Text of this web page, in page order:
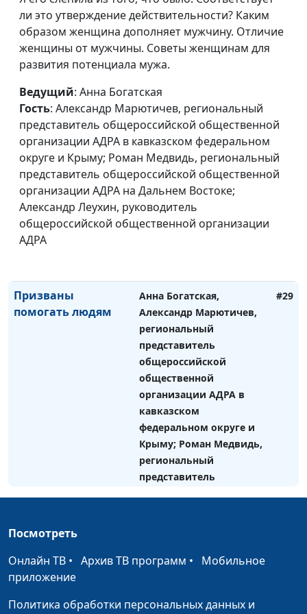
ли это утверждение действительности? Каким
образом женщина дополняет мужчину. Отличие
женщины от мужчины. Советы женщинам для
развития потенциала мужа.
Ведущий: Анна Богатская
Гость: Александр Марютичев, региональный
представитель общероссийской общественной
организации АДРА в кавказском федеральном
округе и Крыму; Роман Медвидь, региональный
представитель общероссийской общественной
организации АДРА на Дальнем Востоке;
Александр Леухин, руководитель
общероссийской общественной организации
АДРА
Как Бог вёл и
продолжает вести
меня по жизни
Анна Богатская, Роман
Медвидь, пастор и
представитель
общероссийской
общественной
организации АДРА на
Дальнем Востоке
Социальная помощь
на Дальнем Востоке
Анна Богатская, Роман
Медвидь, региональный
представитель
общероссийской
общественной
#30
Призваны
помогать людям
Анна Богатская,
Александр Марютичев,
региональный
представитель
общероссийской
общественной
организации АДРА в
кавказском
федеральном округе и
Крыму; Роман Медвидь,
региональный
представитель
Александр Леухин,
общественной
#29
Посмотреть
Онлайн ТВ • Архив ТВ программ • Мобильное
приложение
Политика обработки персональных данных и